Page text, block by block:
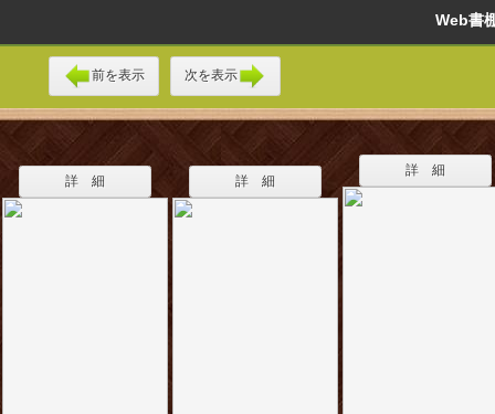
Web
前を表示 次を表示
詳 細 詳 細
詳 細